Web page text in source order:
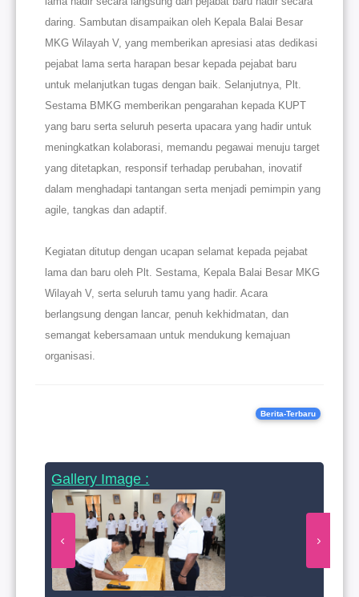
daring. Sambutan disampaikan oleh Kepala Balai Besar
MKG Wilayah V, yang memberikan apresiasi atas dedikasi
pejabat lama serta harapan besar kepada pejabat baru
untuk melanjutkan tugas dengan baik. Selanjutnya, Plt.
Sestama BMKG memberikan pengarahan kepada KUPT
yang baru serta seluruh peserta upacara yang hadir untuk
meningkatkan kolaborasi, memandu pegawai menuju target
yang ditetapkan, responsif terhadap perubahan, inovatif
dalam menghadapi tantangan serta menjadi pemimpin yang
agile, tangkas dan adaptif.
Kegiatan ditutup dengan ucapan selamat kepada pejabat
lama dan baru oleh Plt. Sestama, Kepala Balai Besar MKG
Wilayah V, serta seluruh tamu yang hadir. Acara
berlangsung dengan lancar, penuh kekhidmatan, dan
semangat kebersamaan untuk mendukung kemajuan
organisasi.
Berita-Terbaru
Gallery Image :